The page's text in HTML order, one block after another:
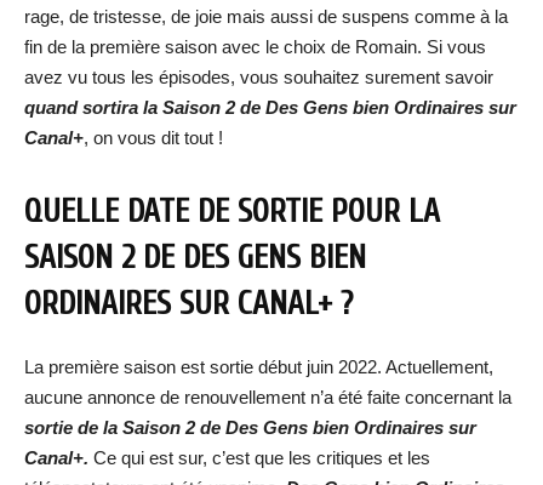
rage, de tristesse, de joie mais aussi de suspens comme à la
fin de la première saison avec le choix de Romain. Si vous
avez vu tous les épisodes, vous souhaitez surement savoir
quand sortira la Saison 2 de Des Gens bien Ordinaires sur
Canal+, on vous dit tout !
QUELLE DATE DE SORTIE POUR LA
SAISON 2 DE DES GENS BIEN
ORDINAIRES SUR CANAL+ ?
La première saison est sortie début juin 2022. Actuellement,
aucune annonce de renouvellement n’a été faite concernant la
sortie de la Saison 2 de Des Gens bien Ordinaires sur
Canal+. Ce qui est sur, c’est que les critiques et les